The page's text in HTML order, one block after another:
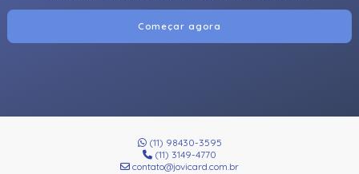
Começar agora
(11) 98430-3595
(11) 3149-4770
contato@jovicard.com.br